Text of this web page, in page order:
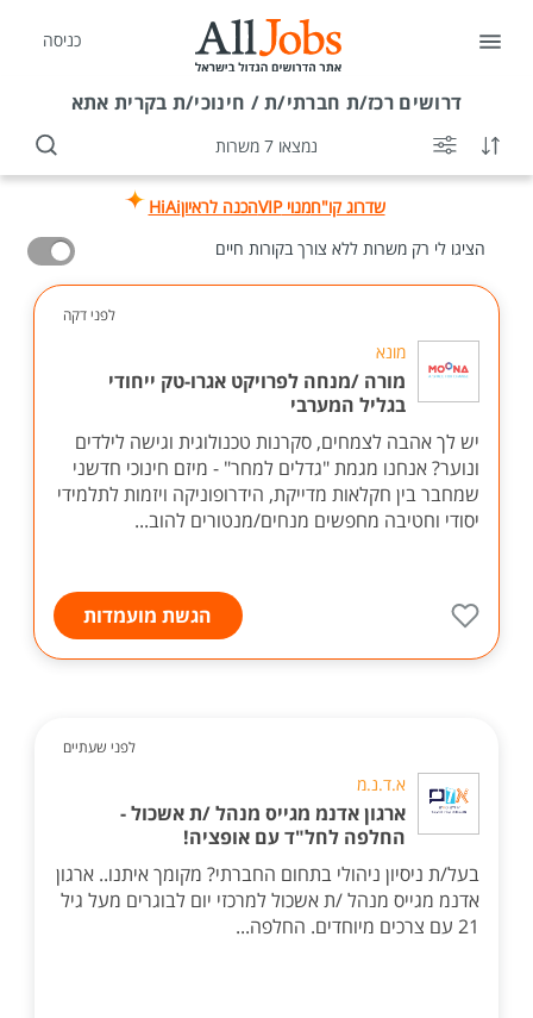
כניסה
דרושים רכז/ת חברתי/ת / חינוכי/ת בקרית אתא
נמצאו 7 משרות
שדרוג קו"חמנוי VIP הכנה לראיוןHiAi
הציגו לי רק משרות ללא צורך בקורות חיים
לפני דקה
מונא
מורה /מנחה לפרויקט אגרו-טק ייחודי
בגליל המערבי
יש לך אהבה לצמחים, סקרנות טכנולוגית וגישה לילדים
ונוער? אנחנו מגמת "גדלים למחר" - מיזם חינוכי חדשני
שמחבר בין חקלאות מדייקת, הידרופוניקה ויזמות לתלמידי
יסודי וחטיבה מחפשים מנחים/מנטורים להוב...
הגשת מועמדות
לפני שעתיים
א.ד.נ.מ
ארגון אדנמ מגייס מנהל /ת אשכול -
החלפה לחל"ד עם אופציה!
בעל/ת ניסיון ניהולי בתחום החברתי? מקומך איתנו.. ארגון
אדנמ מגייס מנהל /ת אשכול למרכזי יום לבוגרים מעל גיל
21 עם צרכים מיוחדים. החלפה...